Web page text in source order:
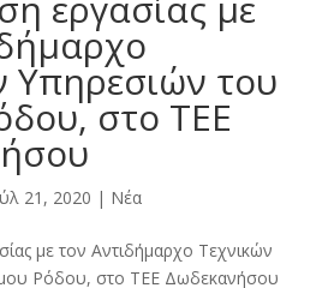
Υπηρεσιών του
στο ΤΕΕ
21, 2020 | Νέα